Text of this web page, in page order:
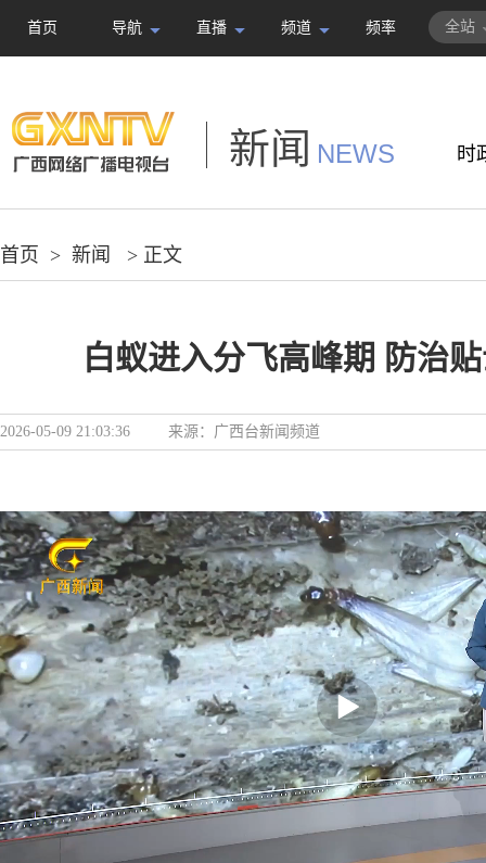
首页 导航 直播 频道 频率 全站
新闻 NEWS 时
首页 > 新闻 > 正文
白蚁进入分飞高峰期 防治
2026-05-09 21:03:36 来源： 广西台新闻频道